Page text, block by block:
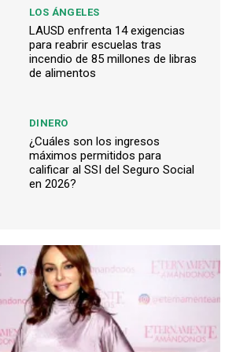
LOS ÁNGELES
LAUSD enfrenta 14 exigencias
para reabrir escuelas tras
incendio de 85 millones de libras
de alimentos
DINERO
¿Cuáles son los ingresos
máximos permitidos para
calificar al SSI del Seguro Social
en 2026?